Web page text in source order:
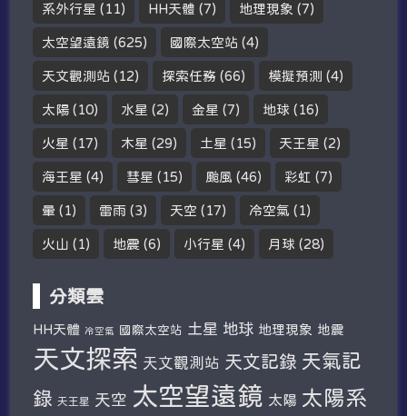
系外行星 (11) HH天體 (7) 地理現象 (7)
太空望遠鏡 (625) 國際太空站 (4)
天文觀測站 (12) 探索任務 (66) 模擬預測 (4)
太陽 (10) 水星 (2) 金星 (7) 地球 (16)
火星 (17) 木星 (29) 土星 (15) 天王星 (2)
海王星 (4) 彗星 (15) 颱風 (46) 彩虹 (7)
暈 (1) 雷雨 (3) 天空 (17) 冷空氣 (1)
火山 (1) 地震 (6) 小行星 (4) 月球 (28)
分類雲
HH天體 冷空氣 國際太空站 土星 地球 地理現象 地震
天文探索 天文觀測站 天文記錄 天氣記
錄 天王星 天空 太空望遠鏡 太陽 太陽系